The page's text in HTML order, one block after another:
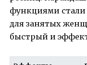
функциями
для занятых
быстрый и